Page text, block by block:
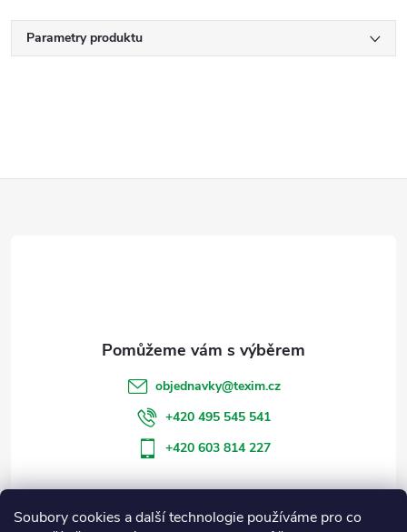
Soubory cookies a další technologie používáme pro co
Parametry produktu
objednavky@texim.cz
+420 495 545 541
+420 603 814 227